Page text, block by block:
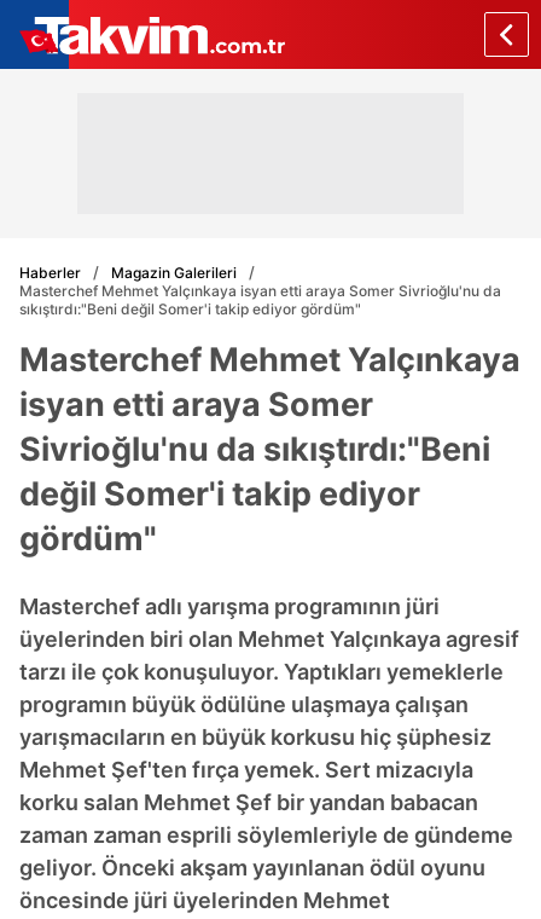
Haberler
Magazin Galerileri
Masterchef Mehmet Yalçınkaya isyan etti araya Somer Sivrioğlu'nu da
sıkıştırdı:"Beni değil Somer'i takip ediyor gördüm"
Masterchef Mehmet Yalçınkaya
isyan etti araya Somer
Sivrioğlu'nu da sıkıştırdı:"Beni
değil Somer'i takip ediyor
gördüm"
Masterchef adlı yarışma programının jüri
üyelerinden biri olan Mehmet Yalçınkaya agresif
tarzı ile çok konuşuluyor. Yaptıkları yemeklerle
programın büyük ödülüne ulaşmaya çalışan
yarışmacıların en büyük korkusu hiç şüphesiz
Mehmet Şef'ten fırça yemek. Sert mizacıyla
korku salan Mehmet Şef bir yandan babacan
zaman zaman esprili söylemleriyle de gündeme
geliyor. Önceki akşam yayınlanan ödül oyunu
öncesinde jüri üyelerinden Mehmet